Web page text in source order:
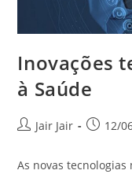
Inovações
à Saúde
Jair Jair 12/
As novas tecnologias